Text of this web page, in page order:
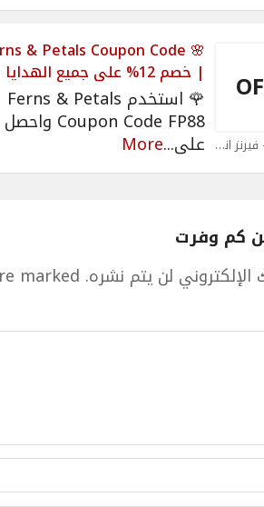
Ferns & Petals - فيرنز اند بيتل Coupons
& Petals Coupon Code
| خصم 12% على جميع الهدايا
🌹 استخدم Ferns & Petals
Coupon Code FP88 واحصل
على...
More
كم وفرت
الإلكتروني لن يتم نشره. marked